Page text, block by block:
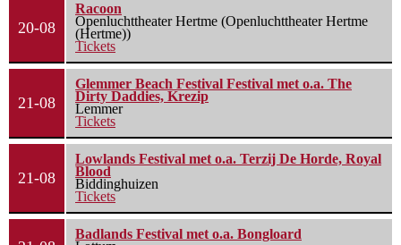
20-08
Racoon
Openluchttheater Hertme (Openluchttheater Hertme
(Hertme))
Tickets
21-08
Glemmer Beach Festival Festival met o.a. The
Dirty Daddies, Krezip
Lemmer
Tickets
21-08
Lowlands Festival met o.a. Terzij De Horde, Royal
Blood
Biddinghuizen
Tickets
Badlands Festival met o.a. Bongloard